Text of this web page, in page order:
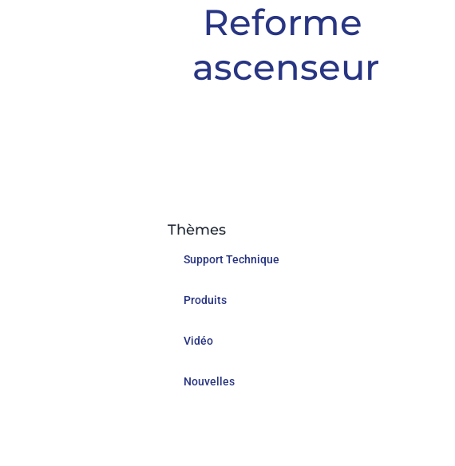
Reforme
ascenseur
Thèmes
Support Technique
Produits
Vidéo
Nouvelles